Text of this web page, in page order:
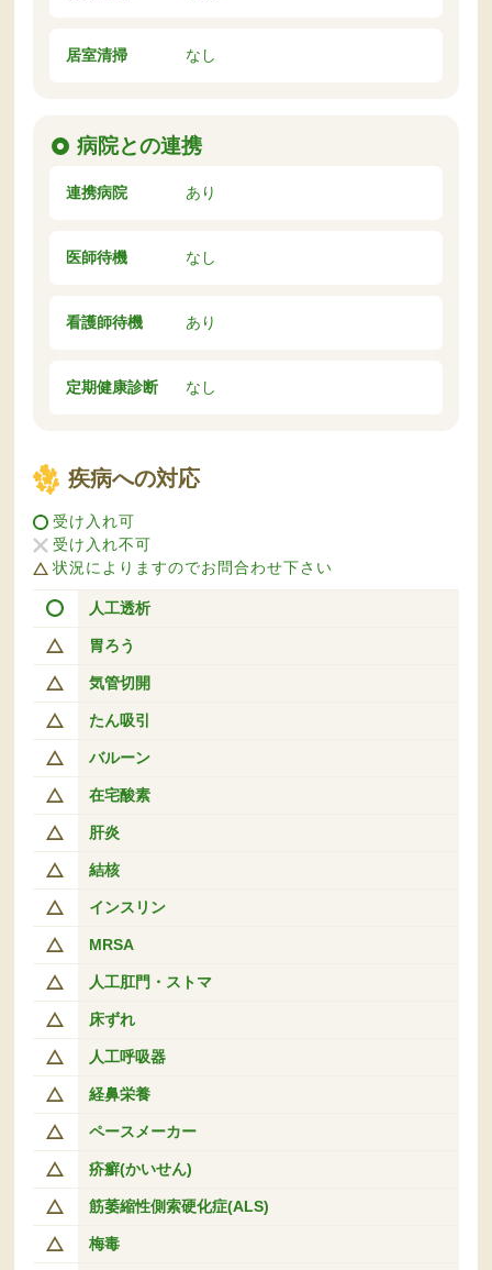
居室清掃 なし
病院との連携
連携病院 あり
医師待機 なし
看護師待機 あり
定期健康診断 なし
疾病への対応
受け入れ可
受け入れ不可
状況によりますのでお問合わせ下さい
人工透析
胃ろう
気管切開
たん吸引
バルーン
在宅酸素
肝炎
結核
インスリン
MRSA
人工肛門・ストマ
床ずれ
人工呼吸器
経鼻栄養
ペースメーカー
疥癬(かいせん)
筋萎縮性側索硬化症(ALS)
梅毒